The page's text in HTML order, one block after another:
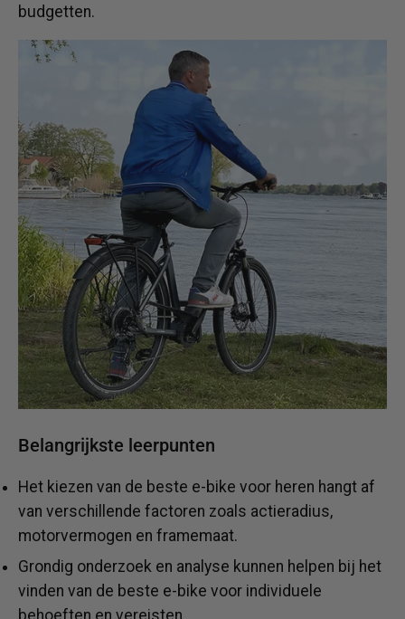
budgetten.
Belangrijkste leerpunten
Het kiezen van de beste e-bike voor heren hangt af
van verschillende factoren zoals actieradius,
motorvermogen en framemaat.
Grondig onderzoek en analyse kunnen helpen bij het
vinden van de beste e-bike voor individuele